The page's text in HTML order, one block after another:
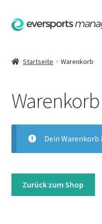
Zur
Navigation
Zum
Inhalt
Datenschutzerklärung
Hilfe
Impressum
Kasse
Startseite Warenkorb
Warenkorb
Dein
Zurück zum Shop